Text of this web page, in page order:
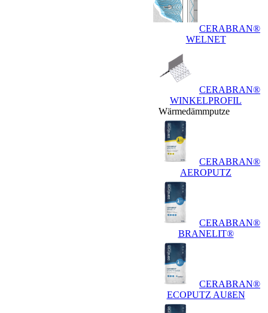
CERABRAN®
WELNET
CERABRAN®
WINKELPROFIL
Wärmedämmputze
CERABRAN®
AEROPUTZ
CERABRAN®
BRANELIT®
CERABRAN®
ECOPUTZ AUßEN